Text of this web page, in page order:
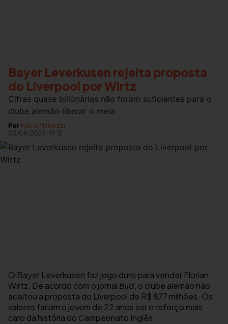
Bayer Leverkusen rejeita proposta
do Liverpool por Wirtz
Cifras quase bilionárias não foram suficientes para o
clube alemão liberar o meia
Por Fábio Malvezzi
02/06/2025 · 19:12
O Bayer Leverkusen faz jogo duro para vender Florian
Wirtz. De acordo com o jornal Bild, o clube alemão não
aceitou a proposta do Liverpool de R$ 877 milhões. Os
valores fariam o jovem de 22 anos ser o reforço mais
caro da história do Campeonato Inglês.